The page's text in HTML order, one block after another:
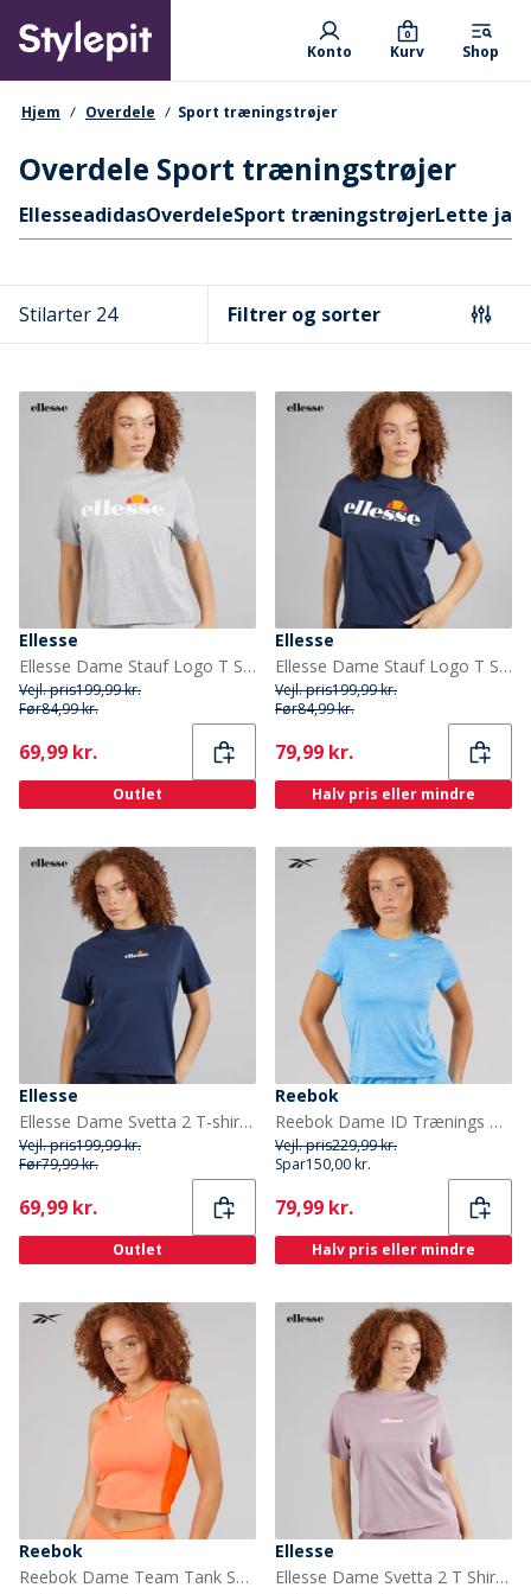
main
content
Primary departments
Konto Kurv
0
Shop
navigationssti
Hjem Overdele Sport træningstrøjer
Overdele Sport træningstrøjer
Hurtige links
EllesseadidasOverdeleSport træningstrøjerLette
Stilarter 24 Filtrer og sorter
Ellesse
Ellesse Dame Stauf Logo T Shirt Light Grey Marl
Vejl. pris199,99 kr.
Før84,99 kr.
Current
69,99 kr.
Outlet
Ellesse
Ellesse Dame Stauf Logo T Shirt Navy
Vejl. pris199,99 kr.
Før84,99 kr.
Current
79,99 kr.
Halv pris eller mindre
Ellesse
Ellesse Dame Svetta 2 T-shirt Navy
Vejl. pris199,99 kr.
Før79,99 kr.
Current
69,99 kr.
Outlet
Reebok
Reebok Dame ID Trænings T shirt Recovery Blue
Vejl. pris229,99 kr.
Spar150,00 kr.
Current
79,99 kr.
Halv pris eller mindre
Reebok
Reebok Dame Team Tank Supercharged Coral
Ellesse
Ellesse Dame Svetta 2 T Shirt Light Purple